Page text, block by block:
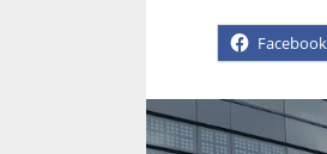
Facebook